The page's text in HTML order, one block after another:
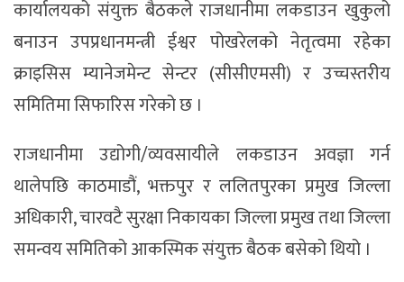
कार्यालयको संयुक्त बैठकले राजधानीमा लकडाउन खुकुलो
बनाउन उपप्रधानमन्त्री ईश्वर पोखरेलको नेतृत्वमा रहेका
क्राइसिस म्यानेजमेन्ट सेन्टर (सीसीएमसी) र उच्चस्तरीय
समितिमा सिफारिस गरेको छ ।
राजधानीमा उद्योगी/व्यवसायीले लकडाउन अवज्ञा गर्न
थालेपछि काठमाडौं, भक्तपुर र ललितपुरका प्रमुख जिल्ला
अधिकारी, चारवटै सुरक्षा निकायका जिल्ला प्रमुख तथा जिल्ला
समन्वय समितिको आकस्मिक संयुक्त बैठक बसेको थियो ।